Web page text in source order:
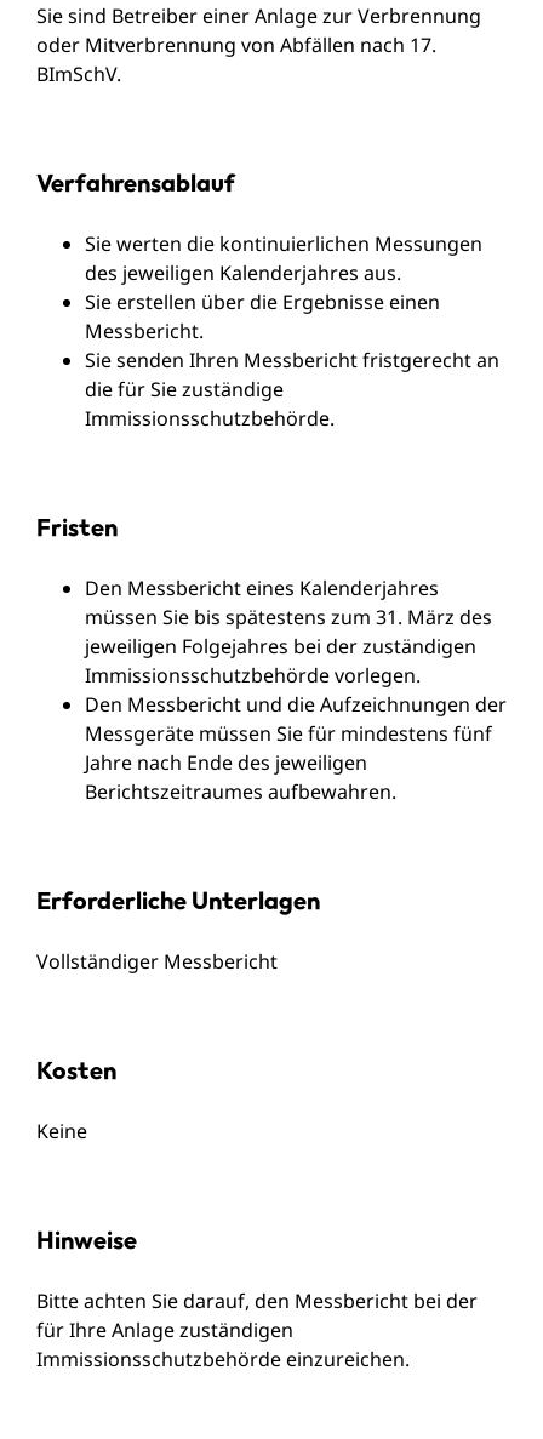
Sie sind Betreiber einer Anlage zur Verbrennung
oder Mitverbrennung von Abfällen nach 17.
BImSchV.
Verfahrensablauf
Sie werten die kontinuierlichen Messungen
des jeweiligen Kalenderjahres aus.
Sie erstellen über die Ergebnisse einen
Messbericht.
Sie senden Ihren Messbericht fristgerecht an
die für Sie zuständige
Immissionsschutzbehörde.
Fristen
Den Messbericht eines Kalenderjahres
müssen Sie bis spätestens zum 31. März des
jeweiligen Folgejahres bei der zuständigen
Immissionsschutzbehörde vorlegen.
Den Messbericht und die Aufzeichnungen der
Messgeräte müssen Sie für mindestens fünf
Jahre nach Ende des jeweiligen
Berichtszeitraumes aufbewahren.
Erforderliche Unterlagen
Vollständiger Messbericht
Kosten
Keine
Hinweise
Bitte achten Sie darauf, den Messbericht bei der
für Ihre Anlage zuständigen
Immissionsschutzbehörde einzureichen.